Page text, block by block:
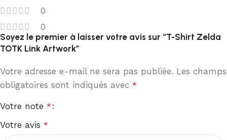
0
0
Soyez le premier à laisser votre avis sur “T-Shirt Zelda
TOTK Link Artwork”
Votre adresse e-mail ne sera pas publiée. Les champs
obligatoires sont indiqués avec *
Votre note *
Votre avis *